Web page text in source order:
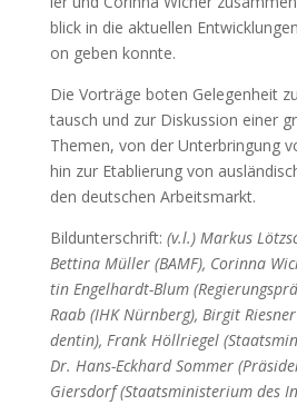
blick in die aktu­el­len
on geben konn­te.
Die Vor­trä­ge boten Gele­gen­heit
tausch und zur Dis­kus­si­on einer
The­men, von der Unter­brin­gung
hin zur Eta­blie­rung von
den deut­schen Arbeits­markt.
Bild­un­ter­schrift: (v.l.) Mar­kus
Bet­ti­na Mül­ler (BAMF), Corin­na
tin Engel­hardt-Blum
Raab (IHK Nürn­berg), Bir­git
den­tin), Frank Höll­rie­gel
Dr. Hans-Eck­hard Som­mer
Giers­dorf (Staats­mi­nis­te­ri­um des